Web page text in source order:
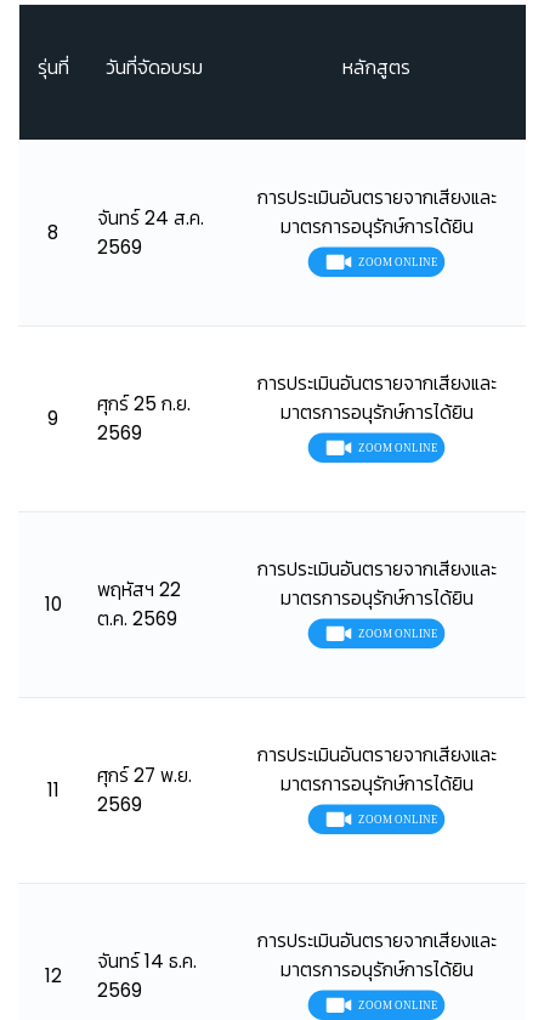
รุ่นที่ วันที่จัดอบรม หลักสูตร
8
จันทร์ 24 ส.ค.
2569
การประเมินอันตรายจากเสียงและ
มาตรการอนุรักษ์การได้ยิน
9
ศุกร์ 25 ก.ย.
2569
การประเมินอันตรายจากเสียงและ
มาตรการอนุรักษ์การได้ยิน
10
พฤหัสฯ 22
ต.ค. 2569
การประเมินอันตรายจากเสียงและ
มาตรการอนุรักษ์การได้ยิน
11
ศุกร์ 27 พ.ย.
2569
การประเมินอันตรายจากเสียงและ
มาตรการอนุรักษ์การได้ยิน
12
จันทร์ 14 ธ.ค.
2569
การประเมินอันตรายจากเสียงและ
มาตรการอนุรักษ์การได้ยิน